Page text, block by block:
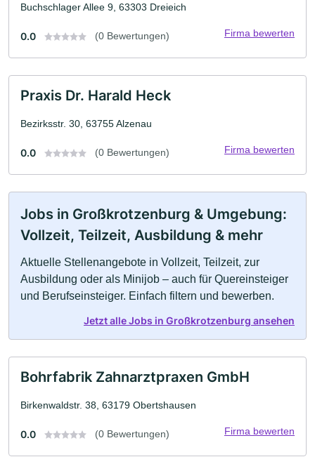
Buchschlager Allee 9, 63303 Dreieich
0.0 (0 Bewertungen) Firma bewerten
Praxis Dr. Harald Heck
Bezirksstr. 30, 63755 Alzenau
0.0 (0 Bewertungen) Firma bewerten
Jobs in Großkrotzenburg & Umgebung:
Vollzeit, Teilzeit, Ausbildung & mehr
Aktuelle Stellenangebote in Vollzeit, Teilzeit, zur
Ausbildung oder als Minijob – auch für Quereinsteiger
und Berufseinsteiger. Einfach filtern und bewerben.
Jetzt alle Jobs in Großkrotzenburg ansehen
Bohrfabrik Zahnarztpraxen GmbH
Birkenwaldstr. 38, 63179 Obertshausen
0.0 (0 Bewertungen) Firma bewerten